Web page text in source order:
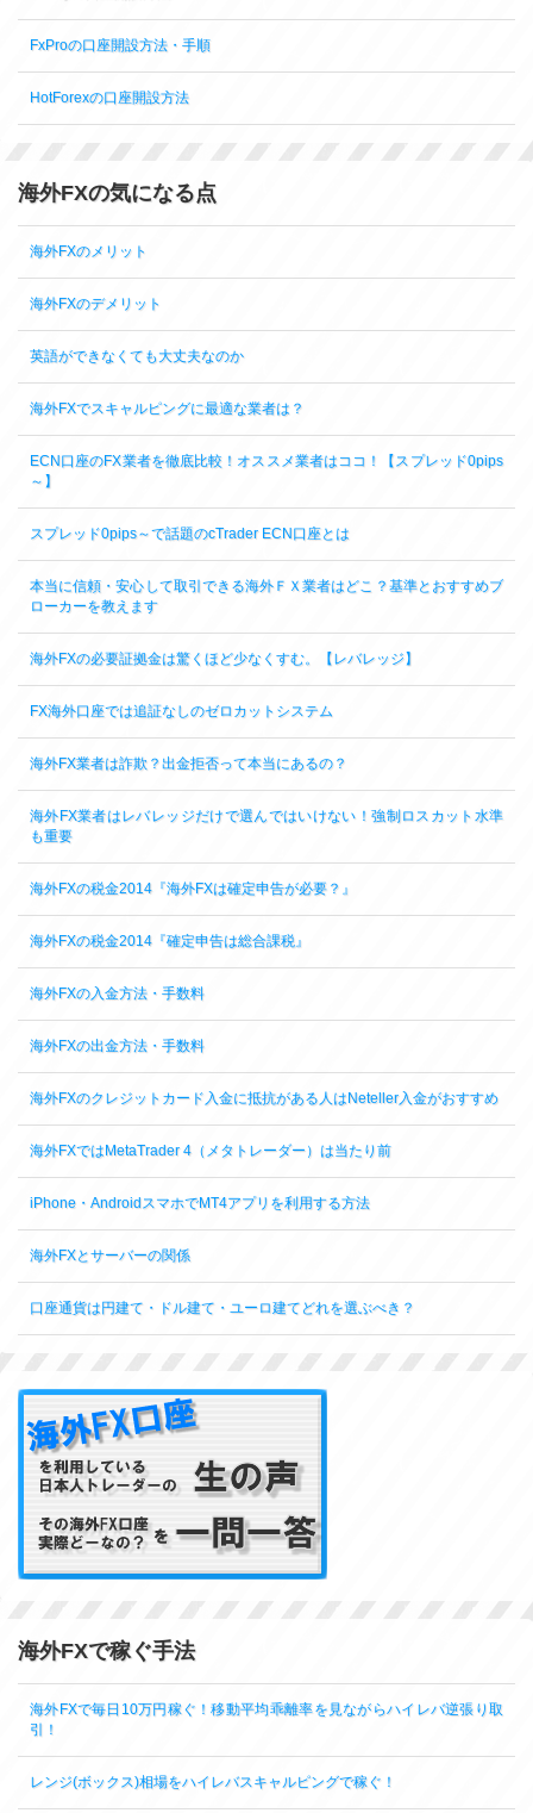
FxProの口座開設方法・手順
HotForexの口座開設方法
海外FXの気になる点
海外FXのメリット
海外FXのデメリット
英語ができなくても大丈夫なのか
海外FXでスキャルピングに最適な業者は？
ECN口座のFX業者を徹底比較！オススメ業者はココ！【スプレッド0pips
～】
スプレッド0pips～で話題のcTrader ECN口座とは
本当に信頼・安心して取引できる海外ＦＸ業者はどこ？基準とおすすめブ
ローカーを教えます
海外FXの必要証拠金は驚くほど少なくすむ。【レバレッジ】
FX海外口座では追証なしのゼロカットシステム
海外FX業者は詐欺？出金拒否って本当にあるの？
海外FX業者はレバレッジだけで選んではいけない！強制ロスカット水準
も重要
海外FXの税金2014『海外FXは確定申告が必要？』
海外FXの税金2014『確定申告は総合課税』
海外FXの入金方法・手数料
海外FXの出金方法・手数料
海外FXのクレジットカード入金に抵抗がある人はNeteller入金がおすすめ
海外FXではMetaTrader 4（メタトレーダー）は当たり前
iPhone・AndroidスマホでMT4アプリを利用する方法
海外FXとサーバーの関係
口座通貨は円建て・ドル建て・ユーロ建てどれを選ぶべき？
海外FXで稼ぐ手法
海外FXで毎日10万円稼ぐ！移動平均乖離率を見ながらハイレバ逆張り取
引！
レンジ(ボックス)相場をハイレバスキャルピングで稼ぐ！